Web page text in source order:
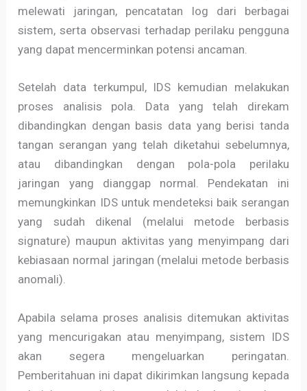
melewati jaringan, pencatatan log dari berbagai
sistem, serta observasi terhadap perilaku pengguna
yang dapat mencerminkan potensi ancaman.
Setelah data terkumpul, IDS kemudian melakukan
proses analisis pola. Data yang telah direkam
dibandingkan dengan basis data yang berisi tanda
tangan serangan yang telah diketahui sebelumnya,
atau dibandingkan dengan pola-pola perilaku
jaringan yang dianggap normal. Pendekatan ini
memungkinkan IDS untuk mendeteksi baik serangan
yang sudah dikenal (melalui metode berbasis
signature) maupun aktivitas yang menyimpang dari
kebiasaan normal jaringan (melalui metode berbasis
anomali).
Apabila selama proses analisis ditemukan aktivitas
yang mencurigakan atau menyimpang, sistem IDS
akan segera mengeluarkan peringatan.
Pemberitahuan ini dapat dikirimkan langsung kepada